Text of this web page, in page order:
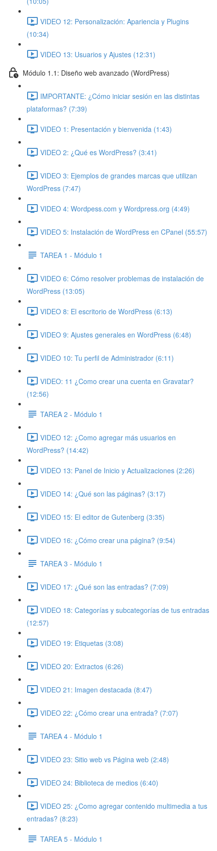
VIDEO 12: Personalización: Apariencia y Plugins
(10:34)
VIDEO 13: Usuarios y Ajustes (12:31)
Módulo 1.1: Diseño web avanzado (WordPress)
IMPORTANTE: ¿Cómo iniciar sesión en las distintas
plataformas? (7:39)
VIDEO 1: Presentación y bienvenida (1:43)
VIDEO 2: ¿Qué es WordPress? (3:41)
VIDEO 3: Ejemplos de grandes marcas que utilizan
WordPress (7:47)
VIDEO 4: Wordpess.com y Wordpress.org (4:49)
VIDEO 5: Instalación de WordPress en CPanel (55:57)
TAREA 1 - Módulo 1
VIDEO 6: Cómo resolver problemas de instalación de
WordPress (13:05)
VIDEO 8: El escritorio de WordPress (6:13)
VIDEO 9: Ajustes generales en WordPress (6:48)
VIDEO 10: Tu perfil de Administrador (6:11)
VIDEO: 11 ¿Como crear una cuenta en Gravatar?
(12:56)
TAREA 2 - Módulo 1
VIDEO 12: ¿Como agregar más usuarios en
WordPress? (14:42)
VIDEO 13: Panel de Inicio y Actualizaciones (2:26)
VIDEO 14: ¿Qué son las páginas? (3:17)
VIDEO 15: El editor de Gutenberg (3:35)
VIDEO 16: ¿Cómo crear una página? (9:54)
TAREA 3 - Módulo 1
VIDEO 17: ¿Qué son las entradas? (7:09)
VIDEO 18: Categorías y subcategorías de tus entradas
(12:57)
VIDEO 19: Etiquetas (3:08)
VIDEO 20: Extractos (6:26)
VIDEO 21: Imagen destacada (8:47)
VIDEO 22: ¿Cómo crear una entrada? (7:07)
TAREA 4 - Módulo 1
VIDEO 23: Sitio web vs Página web (2:48)
VIDEO 24: Biblioteca de medios (6:40)
VIDEO 25: ¿Como agregar contenido multimedia a tus
entradas? (8:23)
TAREA 5 - Módulo 1